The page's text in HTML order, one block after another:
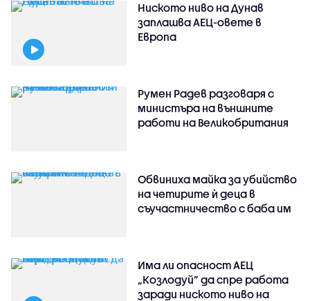
Ниското ниво на Дунав
заплашва АЕЦ-овете в
Европа
Румен Радев разговаря с
министъра на външните
работи на Великобритания
Обвиниха майка за убийство
на четирите ѝ деца в
съучастничество с баба им
Има ли опасност АЕЦ
„Козлодуй” да спре работа
заради ниското ниво на